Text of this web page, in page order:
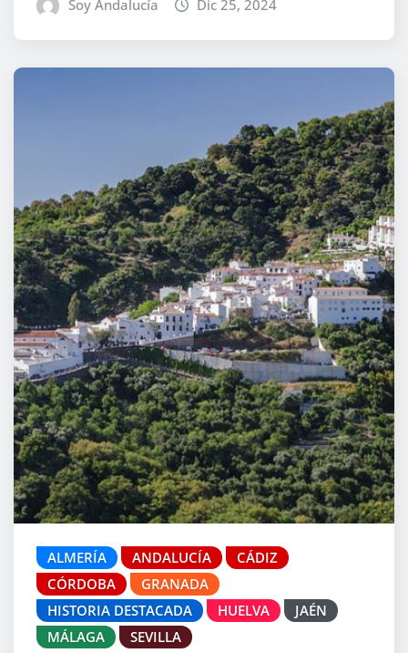
Soy Andalucía Dic 25, 2024
ALMERÍA ANDALUCÍA
CÁDIZ
CÓRDOBA
GRANADA
HISTORIA DESTACADA
HUELVA
JAÉN
MÁLAGA
SEVILLA